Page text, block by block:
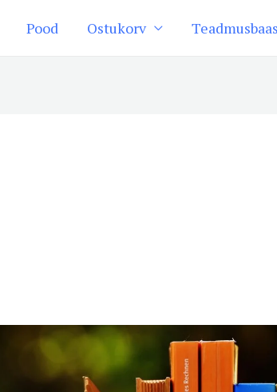
Pood Ostukorv Teadmusbaas